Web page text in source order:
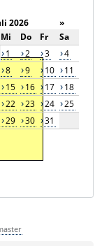
2026
»
Mi Do Fr
Sa
1
2 3
4
8 9 10
11
15 16 17
18
22 23 24
25
29 30 31